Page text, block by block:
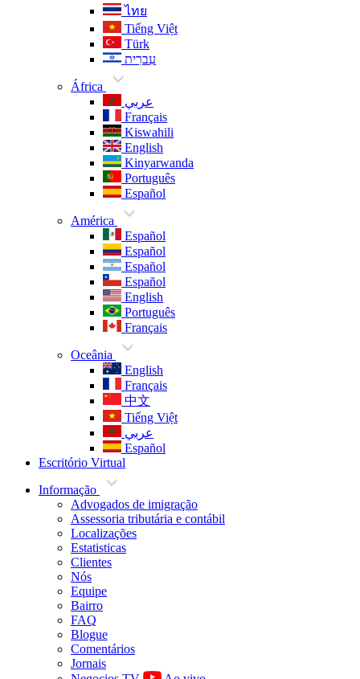
ไทย
Tiếng Việt
Türk
עִברִית
África
عربي
Français
Kiswahili
English
Kinyarwanda
Português
Español
América
Español
Español
Español
Español
English
Português
Français
Oceânia
English
Français
中文
Tiếng Việt
عربي
Español
Escritório Virtual
Informação
Advogados de imigração
Assessoria tributária e contábil
Localizações
Estatisticas
Clientes
Nós
Equipe
Bairro
FAQ
Blogue
Comentários
Jornais